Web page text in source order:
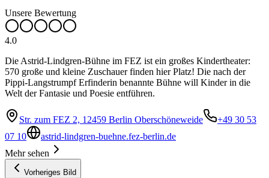
Unsere Bewertung
4.0
Die Astrid-Lindgren-Bühne im FEZ ist ein großes Kindertheater:
570 große und kleine Zuschauer finden hier Platz! Die nach der
Pippi-Langstrumpf Erfinderin benannte Bühne will Kinder in die
Welt der Fantasie und Poesie entführen.
Str. zum FEZ 2, 12459 Berlin Oberschöneweide
+49 30 53
07 10
astrid-lindgren-buehne.fez-berlin.de
Mehr sehen
Vorheriges Bild